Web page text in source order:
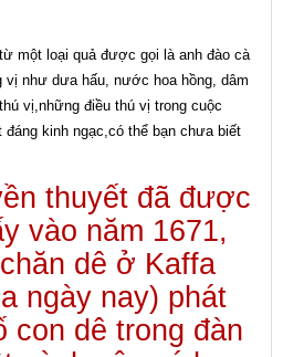
thuyết đã được
vào năm 1671,
dê ở Kaffa
ngày nay) phát
con dê trong đàn